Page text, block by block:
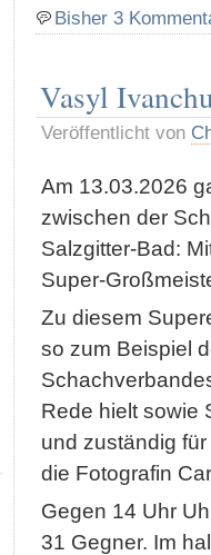
Bisher 3
Vasyl
Veröffentlicht von
Am 13.03.2026
zwischen der
Salzgitter-Bad:
Super-
Zu diesem
so zum Beispiel
Rede hielt sowie
und zuständig
die Fotografin
Gegen 14 Uhr
31 Gegner. Im